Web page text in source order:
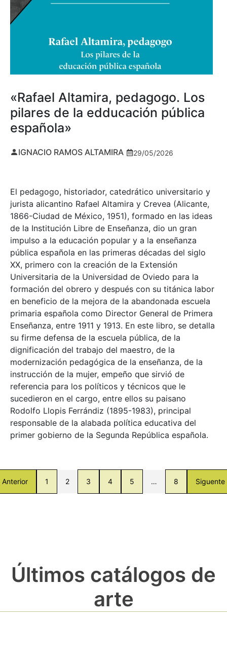
«Rafael Altamira, pedagogo. Los
pilares de la edducación pública
española»
IGNACIO RAMOS ALTAMIRA 29/05/2026
El pedagogo, historiador, catedrático universitario y
jurista alicantino Rafael Altamira y Crevea (Alicante,
1866-Ciudad de México, 1951), formado en las ideas
de la Institución Libre de Enseñanza, dio un gran
impulso a la educación popular y a la enseñanza
pública española en las primeras décadas del siglo
XX, primero con la creación de la Extensión
Universitaria de la Universidad de Oviedo para la
formación del obrero y después con su titánica labor
en beneficio de la mejora de la abandonada escuela
primaria española como Director General de Primera
Enseñanza, entre 1911 y 1913. En este libro, se detalla
su firme defensa de la escuela pública, de la
dignificación del trabajo del maestro, de la
modernización pedagógica de la enseñanza, de la
instrucción de la mujer, empeño que sirvió de
referencia para los políticos y técnicos que le
sucedieron en el cargo, entre ellos su paisano
Rodolfo Llopis Ferrándiz (1895-1983), principal
responsable de la alabada política educativa del
primer gobierno de la Segunda República española.
Anterior 1 2 3 4 5 … 8 Siguente
Últimos catálogos de
arte